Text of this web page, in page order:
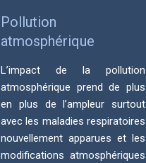
Pollution
atmosphérique
L’impact de la pollution
atmosphérique prend de plus
en plus de l’ampleur surtout
avec les maladies respiratoires
nouvellement apparues et les
modifications atmosphériques